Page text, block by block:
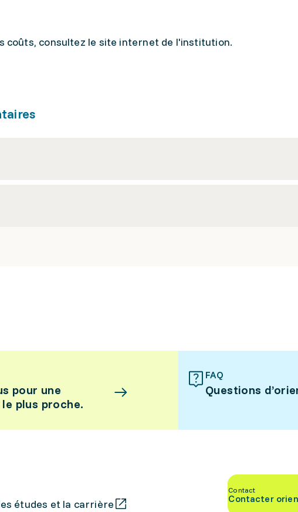
coûts, consultez le site internet de l'institution.
pour une
plus proche.
FAQ
Questions
études et la carrière
Contact
Contacter